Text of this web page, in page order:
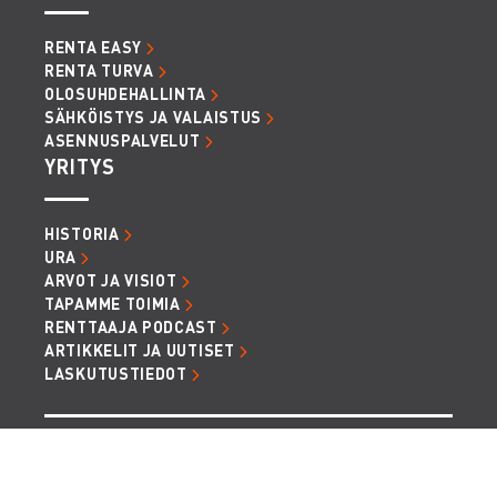
RENTA EASY
RENTA TURVA
OLOSUHDEHALLINTA
SÄHKÖISTYS JA VALAISTUS
ASENNUSPALVELUT
YRITYS
HISTORIA
URA
ARVOT JA VISIOT
TAPAMME TOIMIA
RENTTAAJA PODCAST
ARTIKKELIT JA UUTISET
LASKUTUSTIEDOT